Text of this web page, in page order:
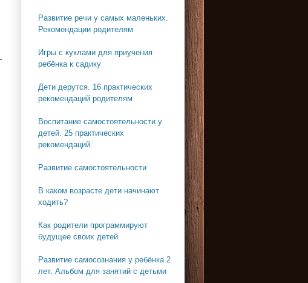
Развитие речи у самых маленьких.
Рекомендации родителям
Игры с куклами для приучения
ребёнка к садику
Дети дерутся. 16 практических
рекомендаций родителям
Воспитание самостоятельности у
детей. 25 практических
рекомендаций
Развитие самостоятельности
В каком возрасте дети начинают
ходить?
Как родители программируют
будущее своих детей
Развитие самосознания у ребёнка 2
лет. Альбом для занятий с детьми